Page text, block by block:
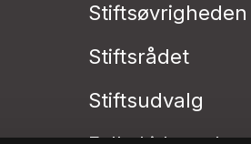
Stiftsøvrigheden
Stiftsrådet
Stiftsudvalg